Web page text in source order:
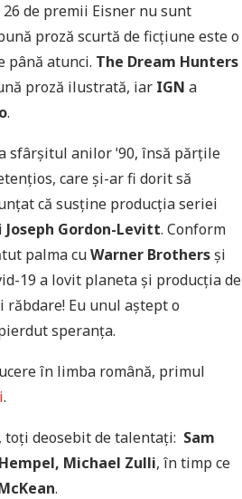
26 de premii Eisner nu sunt
proză scurtă de ficțiune este o
până atunci. The Dream Hunters
proză ilustrată, iar IGN a
.
sfârșitul anilor ˈ90, însă părțile
care și-ar fi dorit să
că susține producția seriei
Joseph Gordon-Levitt. Conform
palma cuWarner Brothersși
19 a lovit planeta și producția de
Eu unul aștept o
speranța.
în limba română, primul
.
toți deosebit de talentați: Sam
Michael Zulli, în timp ce
.